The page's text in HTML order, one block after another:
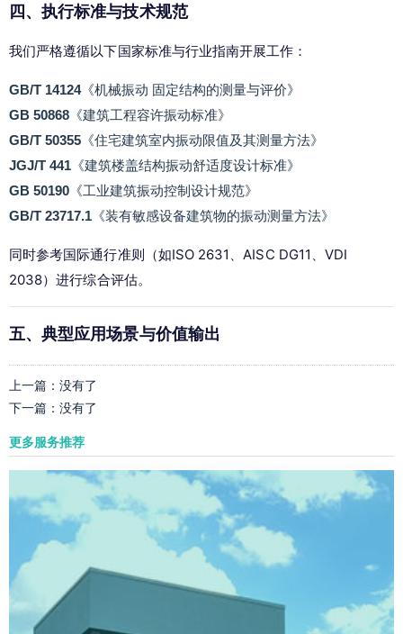
四、执行标准与技术规范
我们严格遵循以下国家标准与行业指南开展工作：
GB/T 14124《机械振动 固定结构的测量与评价》
GB 50868 《建筑工程容许振动标准》
GB/T 50355 《住宅建筑室内振动限值及其测量方法》
JGJ/T 441 《建筑楼盖结构振动舒适度设计标准》
GB 50190 《工业建筑振动控制设计规范》
GB/T 23717.1 《装有敏感设备建筑物的振动测量方法》
同时参考国际通行准则（如ISO 2631、AISC DG11、VDI
2038）进行综合评估。
五、典型应用场景与价值输出
上一篇： 没有了
下一篇： 没有了
更多服务推荐